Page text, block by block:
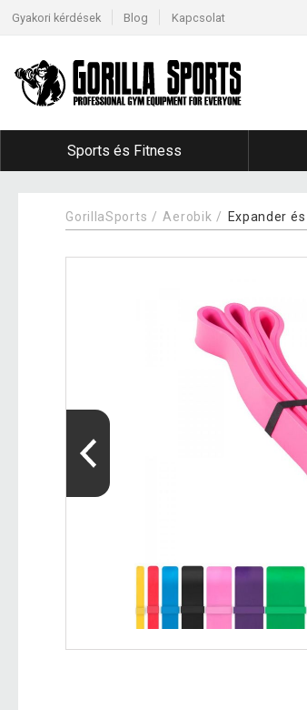
Gyakori kérdések Blog Kapcsolat
Sports és Fitness
GorillaSports Aerobik Expander